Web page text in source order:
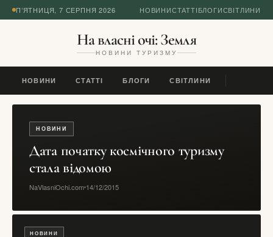
П’ЯТНИЦЯ, 7 СЕРПНЯ 2026 НОВИНИСТАТТІБЛОГИСВІТЛИНИ
На власні очі: Земля
НОВИНИ ТУРИЗМУ
НОВИНИ СТАТТІ БЛОГИ СВІТЛИНИ
НОВИНИ
Дата початку космічного туризму
стала відомою
NaVlasniOchi.com 14/12/2015
НОВИНИ